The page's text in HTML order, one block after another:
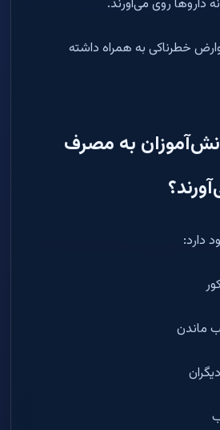
داروها روی می‌آورند.
خطرناکی به همراه داشته
به مصرف
دارد:
ماندن